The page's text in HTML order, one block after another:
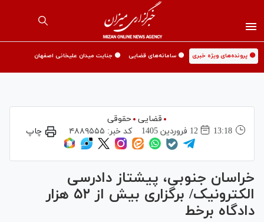
🟡 پرونده‌های ویژه خبری 🟡 سامانه‌های قضایی 🟡 جنایت میدان علیخانی اصفهان
قضایی حقوقی
13:18
12 فروردين 1405 کد خبر: ۴۸۸۹۵۵۵ چاپ
خراسان جنوبی، پیشتاز دادرسی
الکترونیک/ برگزاری بیش از ۵۲ هزار
دادگاه برخط